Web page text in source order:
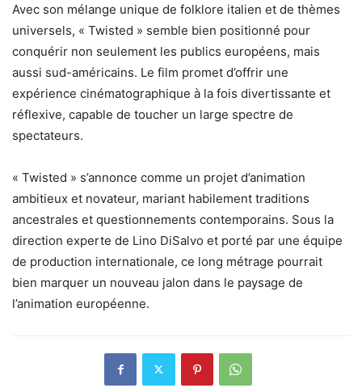
Avec son mélange unique de folklore italien et de thèmes
universels, « Twisted » semble bien positionné pour
conquérir non seulement les publics européens, mais
aussi sud-américains. Le film promet d’offrir une
expérience cinématographique à la fois divertissante et
réflexive, capable de toucher un large spectre de
spectateurs.
« Twisted » s’annonce comme un projet d’animation
ambitieux et novateur, mariant habilement traditions
ancestrales et questionnements contemporains. Sous la
direction experte de Lino DiSalvo et porté par une équipe
de production internationale, ce long métrage pourrait
bien marquer un nouveau jalon dans le paysage de
l’animation européenne.